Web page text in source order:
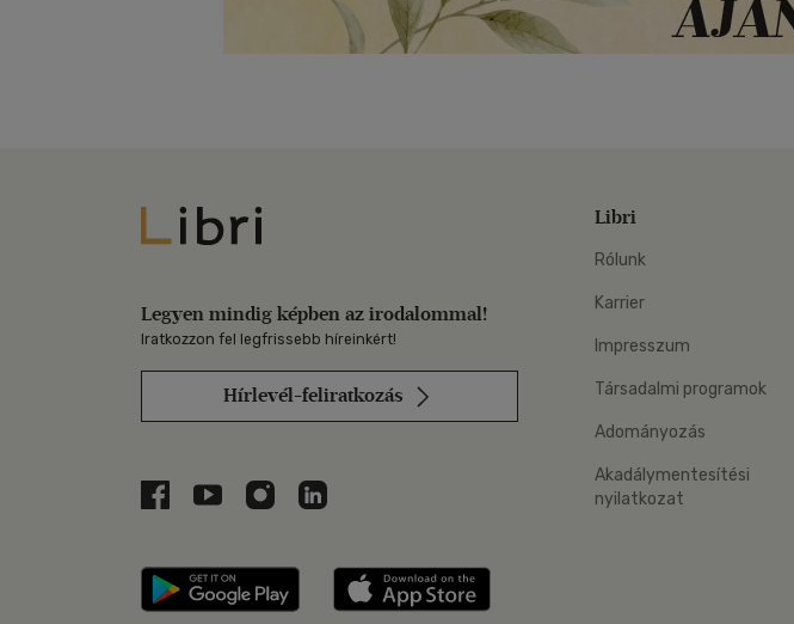
Libri
Legyen mindig képben az irodalommal!
Iratkozzon fel legfrissebb híreinkért!
Hírlevél-feliratkozás
Libri a Facebookon
Libri a Youtube-on
Libri az Instagramon
Libri a LinkedInen
Libri applikáció Szerezd meg: Google Play
Libri
Rólunk
Karrier
Impresszum
Társadalmi programok
Adományozás
Akadálymentesítési
nyilatkozat